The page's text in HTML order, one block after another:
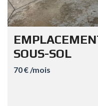
SOUS-SOL
70 € /mois